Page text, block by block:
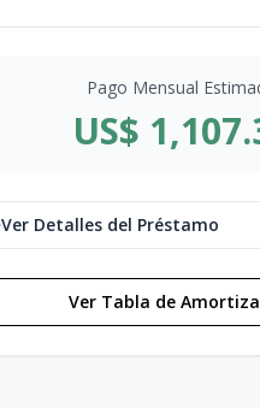
Pago Mensual
US$
Ver Detalles del Préstamo
Ver Tabla de